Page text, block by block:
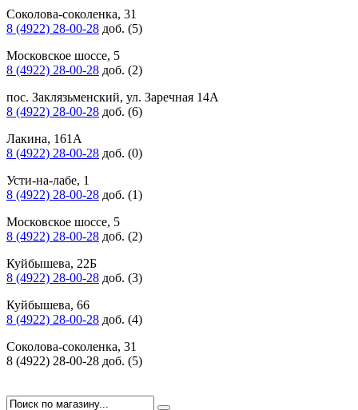
Соколова-соколенка, 31
8 (4922) 28-00-28 доб. (5)
Московское шоссе, 5
8 (4922) 28-00-28 доб. (2)
пос. Заклязьменский, ул. Заречная 14А
8 (4922) 28-00-28 доб. (6)
Лакина, 161А
8 (4922) 28-00-28 доб. (0)
Усти-на-лабе, 1
8 (4922) 28-00-28 доб. (1)
Московское шоссе, 5
8 (4922) 28-00-28 доб. (2)
Куйбышева, 22Б
8 (4922) 28-00-28 доб. (3)
Куйбышева, 66
8 (4922) 28-00-28 доб. (4)
Соколова-соколенка, 31
8 (4922) 28-00-28 доб. (5)